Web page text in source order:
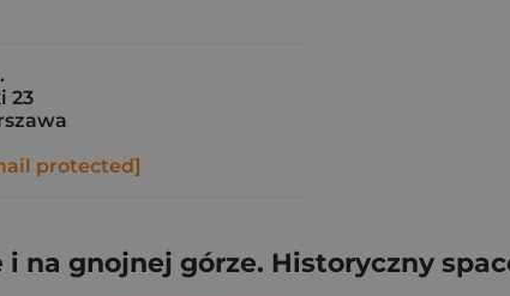
23
protected]
na gnojnej górze. Historyczny